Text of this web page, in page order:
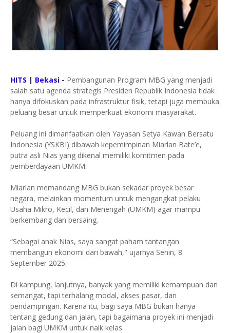
HITS | Bekasi - Pembangunan Program MBG yang menjadi
salah satu agenda strategis Presiden Republik Indonesia tidak
hanya difokuskan pada infrastruktur fisik, tetapi juga membuka
peluang besar untuk memperkuat ekonomi masyarakat.
Peluang ini dimanfaatkan oleh Yayasan Setya Kawan Bersatu
Indonesia (YSKBI) dibawah kepemimpinan Miarlan Bate’e,
putra asli Nias yang dikenal memiliki komitmen pada
pemberdayaan UMKM.
Miarlan memandang MBG bukan sekadar proyek besar
negara, melainkan momentum untuk mengangkat pelaku
Usaha Mikro, Kecil, dan Menengah (UMKM) agar mampu
berkembang dan bersaing.
“Sebagai anak Nias, saya sangat paham tantangan
membangun ekonomi dari bawah," ujarnya Senin, 8
September 2025.
Di kampung, lanjutnya, banyak yang memiliki kemampuan dan
semangat, tapi terhalang modal, akses pasar, dan
pendampingan. Karena itu, bagi saya MBG bukan hanya
tentang gedung dan jalan, tapi bagaimana proyek ini menjadi
jalan bagi UMKM untuk naik kelas.